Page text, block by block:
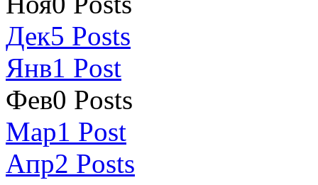
Дек5 Posts
Янв1 Post
Фев0 Posts
Мар1 Post
Апр2 Posts